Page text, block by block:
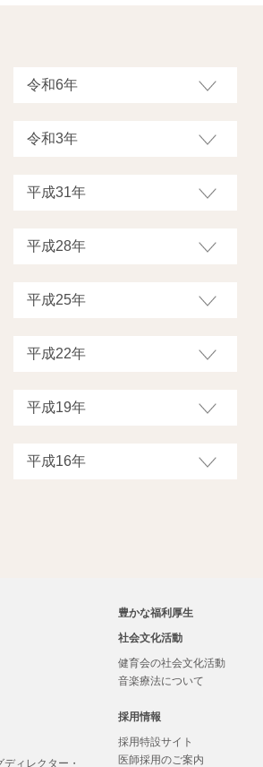
ィレクター・
豊かな福利厚生
社会文化活動
健育会の社会文化活動
音楽療法について
採用情報
採用特設サイト
医師採用のご案内